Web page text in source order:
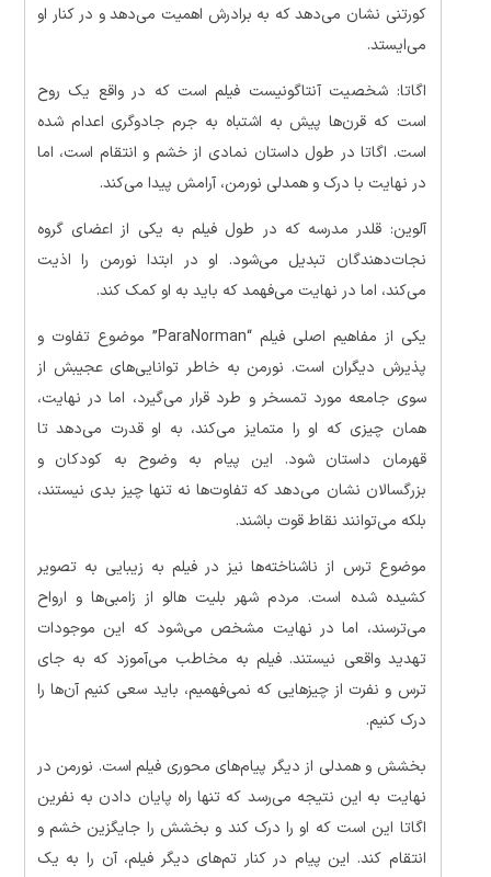
کورتنی نشان می‌دهد که به برادرش اهمیت می‌دهد و در کنار او
می‌ایستد.
اگاتا: شخصیت آنتاگونیست فیلم است که در واقع یک روح
است که قرن‌ها پیش به اشتباه به جرم جادوگری اعدام شده
است. اگاتا در طول داستان نمادی از خشم و انتقام است، اما
در نهایت با درک و همدلی نورمن، آرامش پیدا می‌کند.
آلوین: قلدر مدرسه که در طول فیلم به یکی از اعضای گروه
نجات‌دهندگان تبدیل می‌شود. او در ابتدا نورمن را اذیت
می‌کند، اما در نهایت می‌فهمد که باید به او کمک کند.
یکی از مفاهیم اصلی فیلم “ParaNorman” موضوع تفاوت و
پذیرش دیگران است. نورمن به خاطر توانایی‌های عجیبش از
سوی جامعه مورد تمسخر و طرد قرار می‌گیرد، اما در نهایت،
همان چیزی که او را متمایز می‌کند، به او قدرت می‌دهد تا
قهرمان داستان شود. این پیام به وضوح به کودکان و
بزرگسالان نشان می‌دهد که تفاوت‌ها نه تنها چیز بدی نیستند،
بلکه می‌توانند نقاط قوت باشند.
موضوع ترس از ناشناخته‌ها نیز در فیلم به زیبایی به تصویر
کشیده شده است. مردم شهر بلیت هالو از زامبی‌ها و ارواح
می‌ترسند، اما در نهایت مشخص می‌شود که این موجودات
تهدید واقعی نیستند. فیلم به مخاطب می‌آموزد که به جای
ترس و نفرت از چیزهایی که نمی‌فهمیم، باید سعی کنیم آن‌ها را
درک کنیم.
بخشش و همدلی از دیگر پیام‌های محوری فیلم است. نورمن در
نهایت به این نتیجه می‌رسد که تنها راه پایان دادن به نفرین
اگاتا این است که او را درک کند و بخشش را جایگزین خشم و
انتقام کند. این پیام در کنار تم‌های دیگر فیلم، آن را به یک